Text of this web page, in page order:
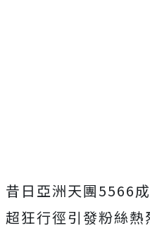
昔日亞洲天團5566
超狂行徑引發粉絲